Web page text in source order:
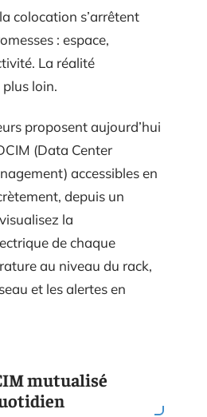
colocation s’arrêtent
: espace,
La réalité
loin.
proposent aujourd’hui
(Data Center
accessibles en
depuis un
la
de chaque
au niveau du rack,
et les alertes en
mutualisé